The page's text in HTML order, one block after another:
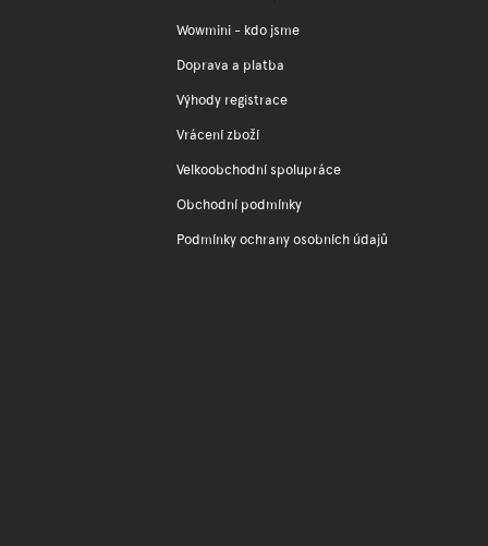
Wowmini - kdo jsme
Doprava a platba
Výhody registrace
Vrácení zboží
Velkoobchodní spolupráce
Obchodní podmínky
Podmínky ochrany osobních údajů